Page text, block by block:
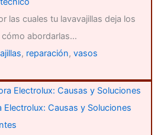
las cuales tu lavavajillas deja los
abordarlas…
, reparación, vasos
Electrolux: Causas y Soluciones